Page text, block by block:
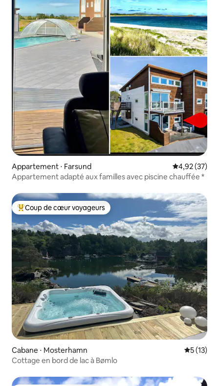
Appartement ⋅ Farsund Évaluation
4,92 (37)
Appartement adapté aux familles avec piscine chauffée *
Coups de cœur voyageurs les plus appréciés
Coup de cœur voyageurs
Cabane ⋅ Mosterhamn
5 (13)
Cottage en bord de lac à Bømlo